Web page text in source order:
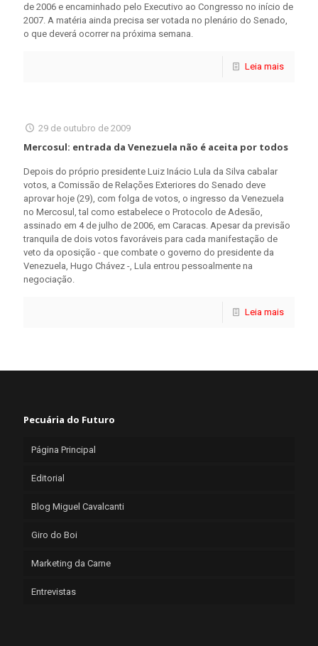
de 2006 e encaminhado pelo Executivo ao Congresso no início de
2007. A matéria ainda precisa ser votada no plenário do Senado,
o que deverá ocorrer na próxima semana.
Leia mais
29 de outubro de 2009
Mercosul: entrada da Venezuela não é aceita por todos
Depois do próprio presidente Luiz Inácio Lula da Silva cabalar
votos, a Comissão de Relações Exteriores do Senado deve
aprovar hoje (29), com folga de votos, o ingresso da Venezuela
no Mercosul, tal como estabelece o Protocolo de Adesão,
assinado em 4 de julho de 2006, em Caracas. Apesar da previsão
tranquila de dois votos favoráveis para cada manifestação de
veto da oposição - que combate o governo do presidente da
Venezuela, Hugo Chávez -, Lula entrou pessoalmente na
negociação.
Leia mais
Pecuária do Futuro
Página Principal
Editorial
Blog Miguel Cavalcanti
Giro do Boi
Marketing da Carne
Entrevistas